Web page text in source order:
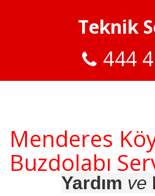
Teknik
444
Menderes
Buzdolabı
Yardım ve